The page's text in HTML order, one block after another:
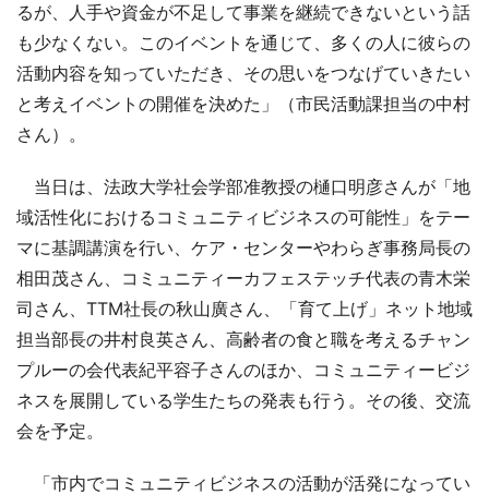
るが、人手や資金が不足して事業を継続できないという話
も少なくない。このイベントを通じて、多くの人に彼らの
活動内容を知っていただき、その思いをつなげていきたい
と考えイベントの開催を決めた」（市民活動課担当の中村
さん）。
当日は、法政大学社会学部准教授の樋口明彦さんが「地
域活性化におけるコミュニティビジネスの可能性」をテー
マに基調講演を行い、ケア・センターやわらぎ事務局長の
相田茂さん、コミュニティーカフェステッチ代表の青木栄
司さん、TTM社長の秋山廣さん、「育て上げ」ネット地域
担当部長の井村良英さん、高齢者の食と職を考えるチャン
プルーの会代表紀平容子さんのほか、コミュニティービジ
ネスを展開している学生たちの発表も行う。その後、交流
会を予定。
「市内でコミュニティビジネスの活動が活発になってい